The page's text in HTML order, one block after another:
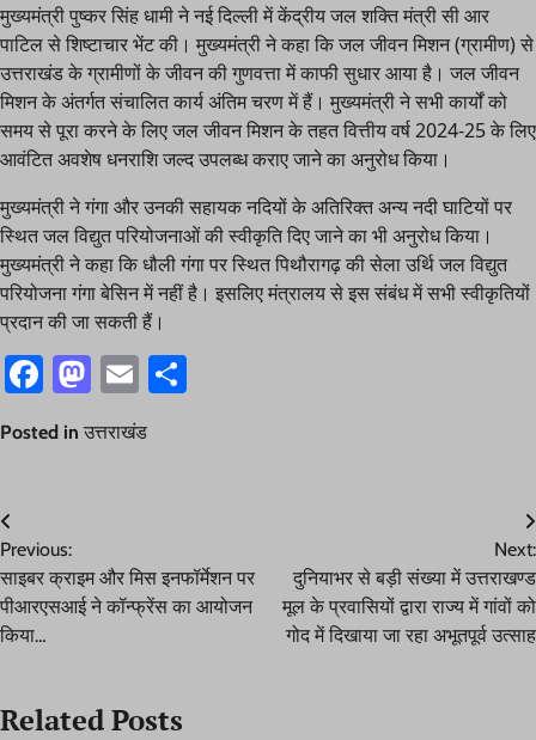
मुख्यमंत्री पुष्कर सिंह धामी ने नई दिल्ली में केंद्रीय जल शक्ति मंत्री सी आर
पाटिल से शिष्टाचार भेंट की। मुख्यमंत्री ने कहा कि जल जीवन मिशन (ग्रामीण) से
उत्तराखंड के ग्रामीणों के जीवन की गुणवत्ता में काफी सुधार आया है। जल जीवन
मिशन के अंतर्गत संचालित कार्य अंतिम चरण में हैं। मुख्यमंत्री ने सभी कार्यों को
समय से पूरा करने के लिए जल जीवन मिशन के तहत वित्तीय वर्ष 2024-25 के लिए
आवंटित अवशेष धनराशि जल्द उपलब्ध कराए जाने का अनुरोध किया।
मुख्यमंत्री ने गंगा और उनकी सहायक नदियों के अतिरिक्त अन्य नदी घाटियों पर
स्थित जल विद्युत परियोजनाओं की स्वीकृति दिए जाने का भी अनुरोध किया।
मुख्यमंत्री ने कहा कि धौली गंगा पर स्थित पिथौरागढ़ की सेला उर्थि जल विद्युत
परियोजना गंगा बेसिन में नहीं है। इसलिए मंत्रालय से इस संबंध में सभी स्वीकृतियों
प्रदान की जा सकती हैं।
Facebook
Mastodon
Email
Posted in उत्तराखंड
Post
navigation
Previous:
साइबर क्राइम और मिस इनफॉर्मेशन पर
पीआरएसआई ने कॉन्फ्रेंस का आयोजन
किया…
Next:
दुनियाभर से बड़ी संख्या में उत्तराखण्ड
मूल के प्रवासियों द्वारा राज्य में गांवों को
गोद में दिखाया जा रहा अभूतपूर्व उत्साह
Related Posts